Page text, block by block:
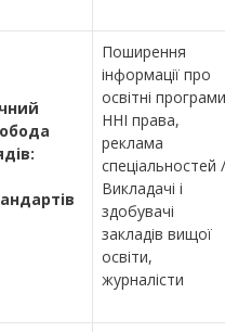
Поширення
інформації про
освітні програми
ННІ права,
реклама
спеціальностей /
Викладачі і
здобувачі
закладів вищої
освіти,
журналісти